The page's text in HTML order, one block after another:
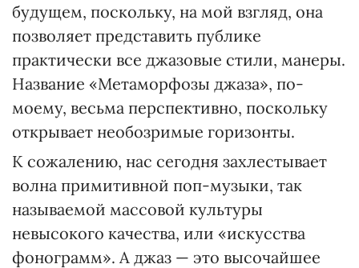
будущем, поскольку, на мой взгляд, она
позволяет представить публике
практически все джазовые стили, манеры.
Название «Метаморфозы джаза», по-
моему, весьма перспективно, поскольку
открывает необозримые горизонты.
К сожалению, нас сегодня захлестывает
волна примитивной поп-музыки, так
называемой массовой культуры
невысокого качества, или «искусства
фонограмм». А джаз — это высочайшее